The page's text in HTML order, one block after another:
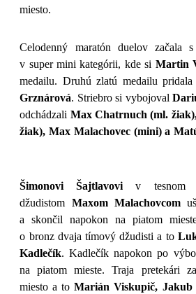
miesto.
Celodenný maratón duelov začala s
v super mini kategórii, kde si Martin
medailu. Druhú zlatú medailu pridala
Grznárová. Striebro si vybojoval
odchádzali Max Chatrnuch (ml.
žiak), Max Malachovec (mini) a
Šimonovi Šajtlavovi v tesnom
džudistom Maxom Malachovcom
a skončil napokon na piatom
o bronz dvaja tímový džudisti a to
Kadlečík. Kadlečík napokon po
na piatom mieste. Traja pretekári
miesto a toMarián Viskupič, Jakub